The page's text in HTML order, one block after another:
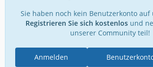
Sie haben noch kein Benutzerkonto auf
Registrieren Sie sich kostenlosund
unserer Community teil!
Anmelden